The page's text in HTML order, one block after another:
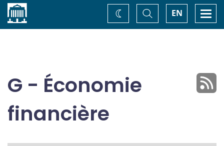
Accueil EN
Basculer
la
recherche
Changez
de
G - Économie
financière